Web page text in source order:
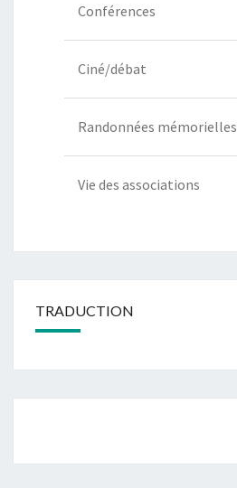
Conférences
Ciné/débat
Randonnées mémorielles
Vie des associations
TRADUCTION